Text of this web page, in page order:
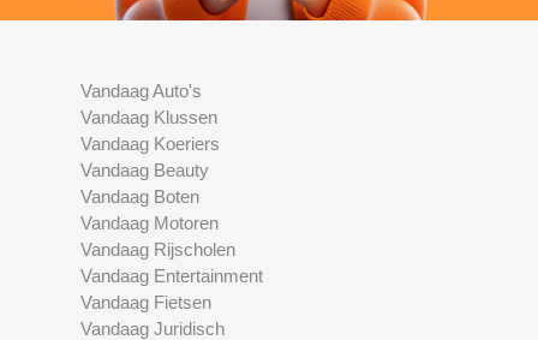
Vandaag Auto's
Vandaag Klussen
Vandaag Koeriers
Vandaag Beauty
Vandaag Boten
Vandaag Motoren
Vandaag Rijscholen
Vandaag Entertainment
Vandaag Fietsen
Vandaag Juridisch